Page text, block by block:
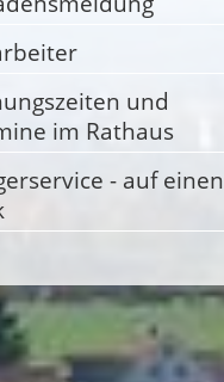
und
im Rathaus
- auf einen